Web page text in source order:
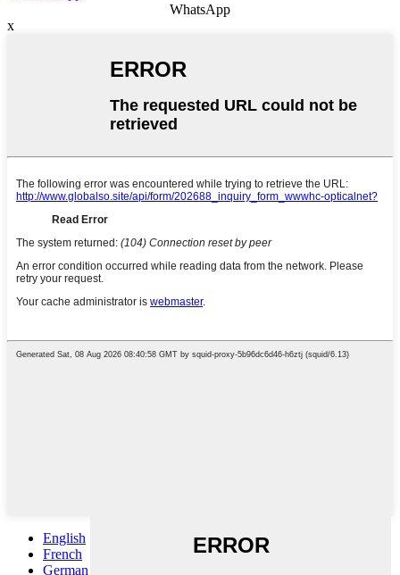
WhatsApp
x
English
French
German